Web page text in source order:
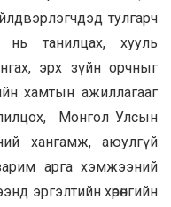
тулгарч
нь танилцах, хууль
эрх зүйн орчныг
хамтын ажиллагааг
Монгол Улсын
хангамж, аюулгүй
арга хэмжээний
эргэлтийн хөрөнгийн